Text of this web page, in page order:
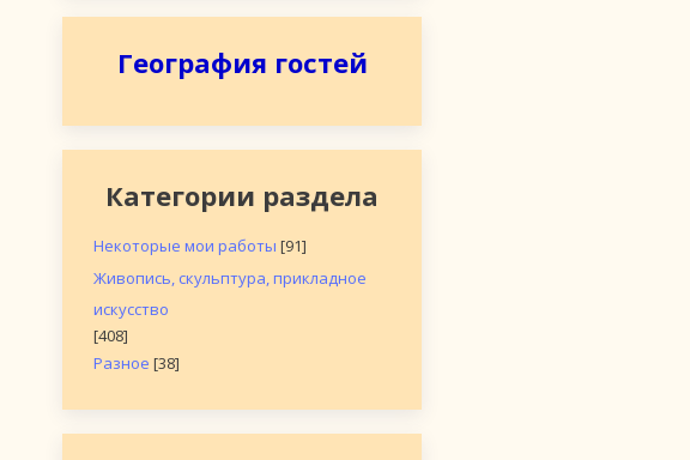
География гостей
Категории раздела
Некоторые мои работы [91]
Живопись, скульптура, прикладное
искусство
[408]
Разное [38]